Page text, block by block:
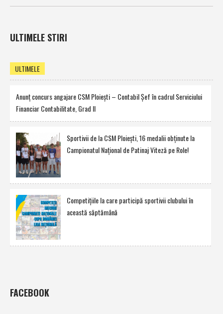
ULTIMELE STIRI
ULTIMELE
Anunţ concurs angajare CSM Ploieşti – Contabil Şef în cadrul Serviciului
Financiar Contabilitate, Grad II
Sportivii de la CSM Ploieşti, 16 medalii obţinute la
Campionatul Naţional de Patinaj Viteză pe Role!
Competiţiile la care participă sportivii clubului în
această săptămână
FACEBOOK